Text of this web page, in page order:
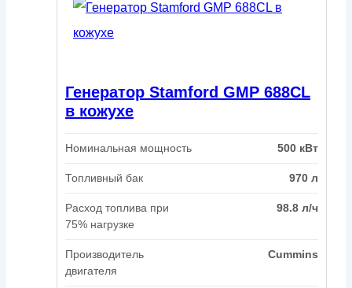
Генератор Stamford GMP 688CL
в кожухе
Номинальная мощность 500 кВт
Топливный бак 970 л
Расход топлива при
75% нагрузке
98.8 л/ч
Производитель
двигателя
Cummins